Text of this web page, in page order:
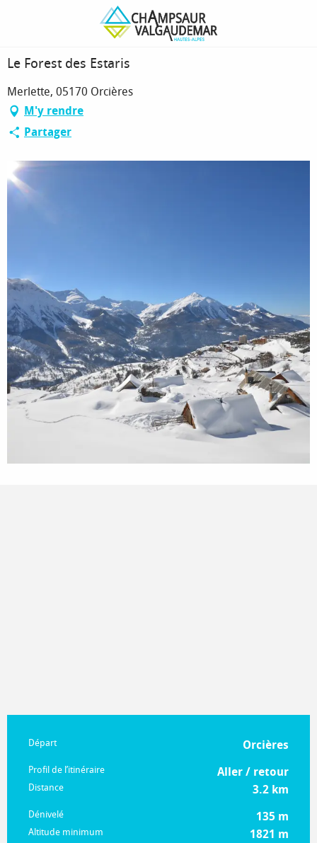
principal
Le Forest des Estaris
Le Forest des Estaris
Merlette, 05170 Orcières
M'y rendre
Partager
Informations pratiques
Départ Orcières
Profil de l’itinéraire Aller / retour
Distance 3.2 km
Dénivelé 135 m
Altitude minimum 1821 m